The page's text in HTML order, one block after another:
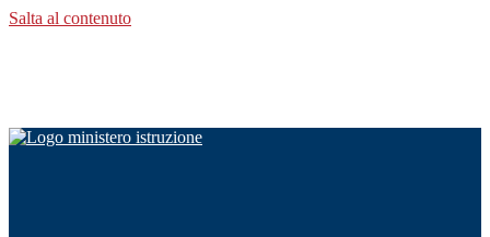
Salta al contenuto